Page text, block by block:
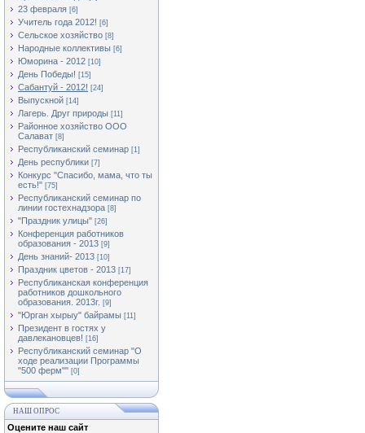
23 февраля [6]
Учитель года 2012! [6]
Сельское хозяйство [8]
Народные коллективы [6]
Юморина - 2012 [10]
День Победы! [15]
Сабантуй - 2012! [24]
Выпускной [14]
Лагерь. Друг природы [11]
Районное хозяйство ООО
Салават [8]
Республиканский семинар [1]
День республики [7]
Конкурс "Спасибо, мама, что ты
есть!" [75]
Республиканский семинар по
линии гостехнадзора [8]
"Праздник улицы" [26]
Конференция работников
образования - 2013 [9]
День знаний- 2013 [10]
Праздник цветов - 2013 [17]
Республиканская конференция
работников дошкольного
образования. 2013г. [9]
"Юрган хырыу" байрамы [11]
Президент в гостях у
давлекановцев! [16]
Республиканский семинар "О
ходе реализации Программы
"500 ферм"" [0]
НАШ ОПРОС
Оцените наш сайт